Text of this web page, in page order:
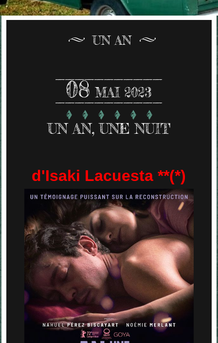
UN AN
08 MAI 2023
UN AN, UNE NUIT
d'Isaki Lacuesta **(*)